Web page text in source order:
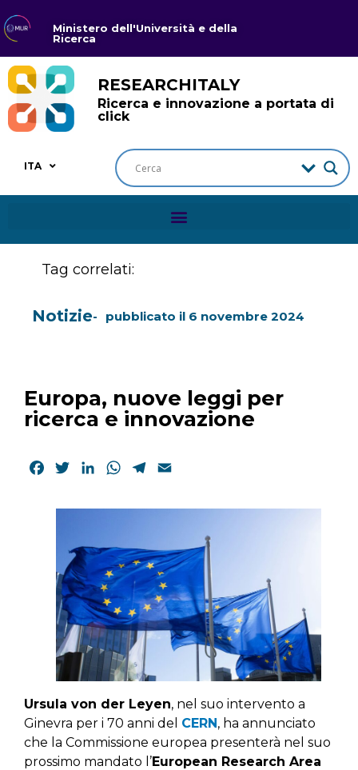
Ministero dell'Università e della
Ricerca
RESEARCHITALY
Ricerca e innovazione a portata di
click
ITA
Tag correlati:
Notizie pubblicato il 6 novembre 2024
Europa, nuove leggi per
ricerca e innovazione
Facebook
TwitterLinkedInWhatsApp
Telegram
Ursula von der Leyen, nel suo intervento a
Ginevra per i 70 anni del CERN, ha annunciato
che la Commissione europea presenterà nel suo
prossimo mandato l’European Research Area